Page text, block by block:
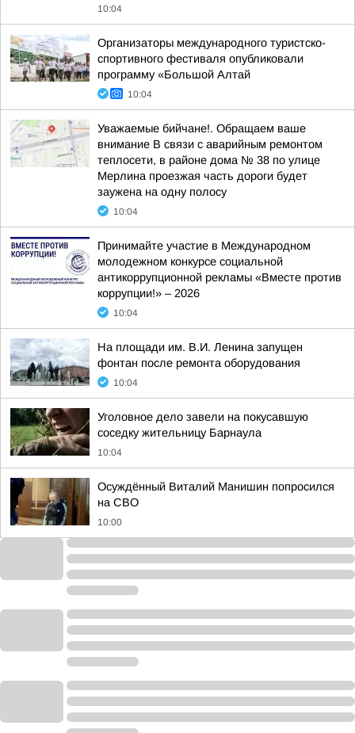
10:04
Организаторы международного туристско-
спортивного фестиваля опубликовали
программу «Большой Алтай
10:04
Уважаемые бийчане!. Обращаем ваше
внимание В связи с аварийным ремонтом
теплосети, в районе дома № 38 по улице
Мерлина проезжая часть дороги будет
заужена на одну полосу
10:04
Принимайте участие в Международном
молодежном конкурсе социальной
антикоррупционной рекламы «Вместе против
коррупции!» – 2026
10:04
На площади им. В.И. Ленина запущен
фонтан после ремонта оборудования
10:04
Уголовное дело завели на покусавшую
соседку жительницу Барнаула
10:04
Осуждённый Виталий Манишин попросился
на СВО
10:00